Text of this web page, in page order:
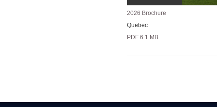
2026 Brochure
Quebec
PDF 6.1 MB